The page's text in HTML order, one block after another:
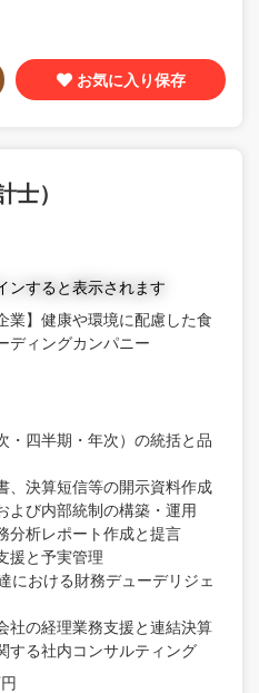
お気に入り保存
）
ンすると表示されます
業】健康や環境に配慮した食
ディングカンパニー
・四半期・年次）の統括と品
、決算短信等の開示資料作成
よび内部統制の構築・運用
分析レポート作成と提言
援と予実管理
における財務デューデリジェ
社の経理業務支援と連結決算
する社内コンサルティング